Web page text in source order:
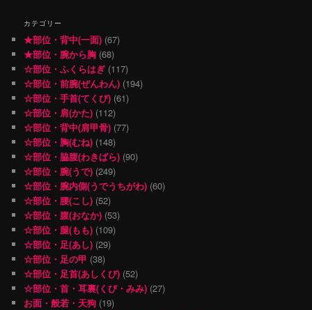
カテゴリー
★部位・背中(一面) (67)
★部位・腕から胸 (68)
☆部位・ふくらはぎ (117)
☆部位・前腕(ぜんわん) (194)
☆部位・手首(てくび) (61)
☆部位・肩(かた) (112)
☆部位・背中(肩甲骨) (77)
☆部位・胸(むね) (148)
☆部位・脇腹(わきばら) (90)
☆部位・腕(うで) (249)
☆部位・腕内側(うでうちがわ) (60)
☆部位・腰(こし) (52)
☆部位・腹(おなか) (53)
☆部位・腿(もも) (109)
☆部位・足(あし) (29)
☆部位・足の甲 (38)
☆部位・足首(あしくび) (52)
☆部位・首・耳裏(くび・みみ) (27)
お面・般若・天狗 (19)